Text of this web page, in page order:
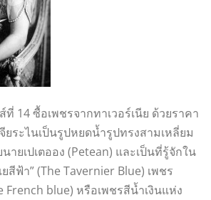
ที่ 14 ซื้อเพชรจากทาเวอร์เนีย ด้วยราคา
ยระไนเป็นรูปหยดน้ำรูปทรงสามเหลี่ยม
ายเปเตออง (Petean) และเป็นที่รู้จักใน
สีฟ้า” (The Tavernier Blue) เพชร
French blue) หรือเพชรสีน้ำเงินแห่ง